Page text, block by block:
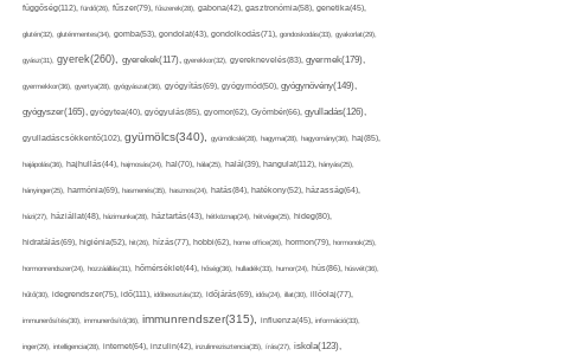
függőség(112), fürdő(26), fűszer(79), fűszerek(28), gabona(42), gasztronómia(58), genetika(45),
glutén(32), gluténmentes(34), gomba(53), gondolat(43), gondolkodás(71), gondoskodás(33), gyakorlat(29),
gyász(31), gyerek(260), gyerekek(117), gyerekkor(32), gyereknevelés(83), gyermek(179),
gyermekkor(36), gyertya(28), gyógyászat(36), gyógyítás(69), gyógymód(50), gyógynövény(149),
gyógyszer(165), gyógytea(40), gyógyulás(85), gyomor(62), Gyömbér(66), gyulladás(126),
gyulladáscsökkentő(102), gyümölcs(340), gyümölcslé(28), hagyma(28), hagyomány(36), haj(85),
hajápolás(36), hajhullás(44), hajmosás(24), hal(70), hála(25), halál(39), hangulat(112), hányás(25),
hányinger(25), harmónia(69), hasmenés(35), hasznos(24), hatás(84), hatékony(52), házasság(64),
házi(27), háziállat(48), házimunka(28), háztartás(43), hétköznap(24), hétvége(25), hideg(80),
hidratálás(69), higiénia(52), hit(26), hízás(77), hobbi(62), home office(26), hormon(79), hormonok(25),
hormonrendszer(24), hozzáállás(31), hőmérséklet(44), hőség(36), hulladék(33), humor(24), hús(86), húsvét(36),
hűtő(30), idegrendszer(75), idő(111), időbeosztás(32), időjárás(69), idős(24), illat(30), illóolaj(77),
immunerősítés(30), immunerősítő(36), immunrendszer(315), influenza(45), információ(33),
inger(29), intelligencia(28), internet(64), inzulin(42), inzulinrezisztencia(35), írás(27), iskola(123),